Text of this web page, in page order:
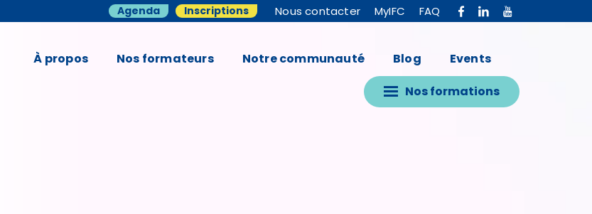
Agenda Inscriptions Nous contacter MyIFC FAQ
À propos Nos formateurs Notre communauté Blog Events
Nos formations